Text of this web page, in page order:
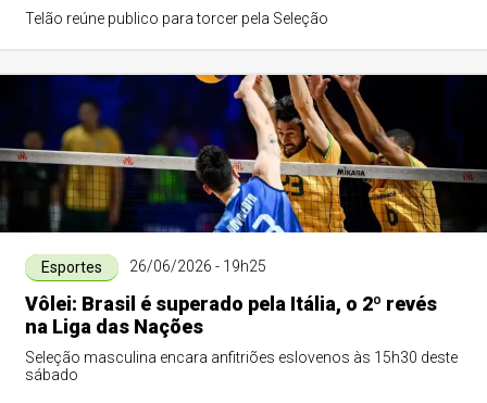
Telão reúne publico para torcer pela Seleção
Esportes 26/06/2026 - 19h25
Vôlei: Brasil é superado pela Itália, o 2º revés
na Liga das Nações
Seleção masculina encara anfitriões eslovenos às 15h30 deste
sábado